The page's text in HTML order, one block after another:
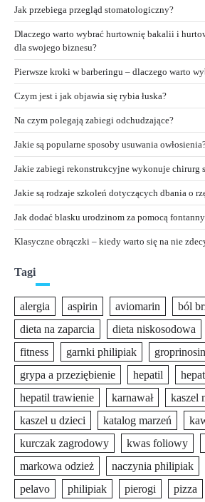
Jak przebiega przegląd stomatologiczny?
Dlaczego warto wybrać hurtownię bakalii i
dla swojego biznesu?
Pierwsze kroki w barberingu – dlaczego warto
Czym jest i jak objawia się rybia łuska?
Na czym polegają zabiegi odchudzające?
Jakie są popularne sposoby usuwania
Jakie zabiegi rekonstrukcyjne wykonuje chirurg
Jakie są rodzaje szkoleń dotyczących dbania o
Jak dodać blasku urodzinom za pomocą
Klasyczne obrączki – kiedy warto się na nie
Tagi
alergia aspirin aviomarin ból
dieta na zaparcia
dieta niskosodowa
fitness
garnki philipiak
groprinosin
grypa a przeziębienie
hepatil
hepatil trawienie
karnawał
kaszel
kaszel u dzieci
katalog marzeń
kurczak zagrodowy
kwas foliowy
markowa odzież
naczynia philipiak
pelavo
philipiak pierogi pizza